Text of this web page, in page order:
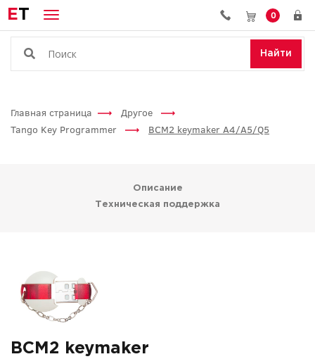
ET 0
Найти
Главная страница
Другое
Tango Key Programmer
BCM2 keymaker A4/A5/Q5
Описание
Техническая поддержка
BCM2 keymaker